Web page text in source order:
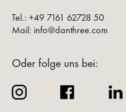
Tel.: +49 7161 62728 50
Mail: info@danthree.com
Oder folge uns bei: